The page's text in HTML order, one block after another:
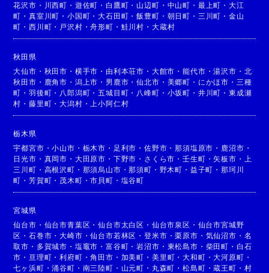
花沢市 ・ 川西町 ・ 遊佐町 ・ 白鷹町 ・ 山辺町 ・ 中山町 ・ 最上町 ・ 大江
町 ・真室川町 ・小国町 ・大石田町 ・飯豊町 ・ 朝日町 ・ 三川町 ・ 金山
町 ・西川町 ・ 戸沢村 ・舟形町 ・ 鮭川村 ・ 大蔵村
秋田県
大仙市 ・ 秋田市 ・ 横手市 ・ 由利本荘市 ・ 大館市 ・能代市 ・湯沢市 ・ 北
秋田市 ・ 鹿角市 ・ 潟上市 ・ 男鹿市 ・仙北市 ・ 美郷町 ・ にかほ市 ・ 三種
町 ・羽後町 ・ 八郎潟町 ・五城目町 ・ 八峰町 ・ 小坂町 ・ 井川町 ・ 東成瀬
村 ・藤里町 ・大潟村 ・ 上小阿仁村
栃木県
宇都宮市 ・小山市 ・ 栃木市 ・ 足利市 ・佐野市 ・那須塩原市 ・ 鹿沼市 ・
日光市 ・ 真岡市 ・ 大田原市 ・ 下野市 ・ さくら市 ・壬生町 ・矢板市 ・
上
三川町 ・ 高根沢町 ・ 那須烏山市 ・那須町 ・ 野木町 ・ 益子町 ・那珂川
町 ・芳賀町 ・ 茂木町 ・市貝町 ・ 塩谷町
宮城県
仙台市 ・ 仙台市青葉区 ・仙台市太白区 ・ 仙台市泉区 ・ 仙台市宮城野
区 ・石巻市 ・大崎市 ・仙台市若林区 ・登米市 ・栗原市 ・ 気仙沼市 ・ 名
取市 ・ 多賀城市 ・ 塩竈市 ・富谷町 ・岩沼市 ・ 東松島市 ・ 柴田町 ・ 白石
市 ・ 亘理町 ・利府町 ・角田市 ・ 加美町 ・ 美里町 ・大和町 ・大河原町 ・
七ヶ浜町 ・涌谷町 ・ 南三陸町 ・ 山元町 ・ 丸森町 ・松島町 ・蔵王町 ・ 村